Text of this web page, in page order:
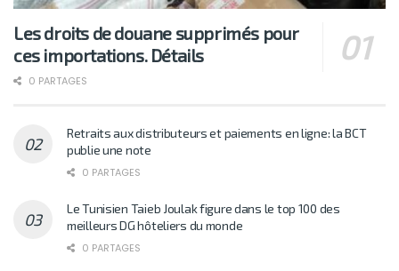
Les droits de douane supprimés pour
ces importations. Détails
0 PARTAGES
Retraits aux distributeurs et paiements en ligne: la BCT
publie une note
0 PARTAGES
Le Tunisien Taieb Joulak figure dans le top 100 des
meilleurs DG hôteliers du monde
0 PARTAGES